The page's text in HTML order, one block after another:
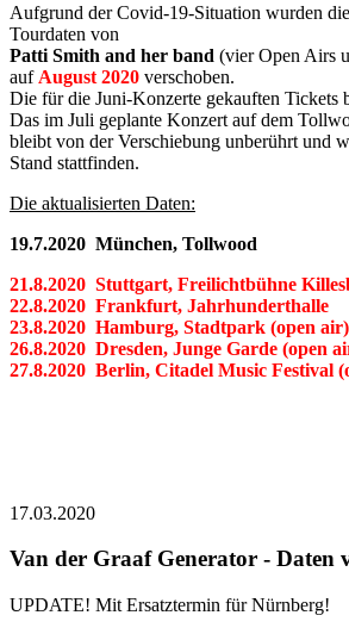
Aufgrund der Covid-19-Situation wurden
Tourdaten von
Patti Smith and her band (vier Open Airs
auf August 2020 verschoben.
Die für die Juni-Konzerte gekauften Tickets
Das im Juli geplante Konzert auf dem
bleibt von der Verschiebung unberührt und
Stand stattfinden.
Die aktualisierten Daten:
19.7.2020 München, Tollwood
21.8.2020 Stuttgart, Freilichtbühne
22.8.2020 Frankfurt, Jahrhunderthalle
23.8.2020 Hamburg, Stadtpark (open air)
26.8.2020 Dresden, Junge Garde (open
27.8.2020 Berlin, Citadel Music Festival
17.03.2020
Van der Graaf Generator - Daten
UPDATE! Mit Ersatztermin für Nürnberg!